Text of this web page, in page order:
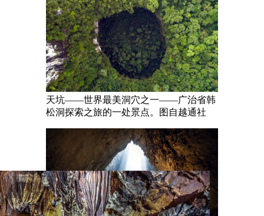
天坑——世界最美洞穴之一——广治省韩
松洞探索之旅的一处景点。图自越通社